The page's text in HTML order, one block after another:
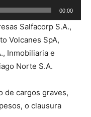
00:00
Salfacorp S.A.,
Volcanes SpA,
Inmobiliaria e
Norte S.A.
de cargos graves,
o clausura